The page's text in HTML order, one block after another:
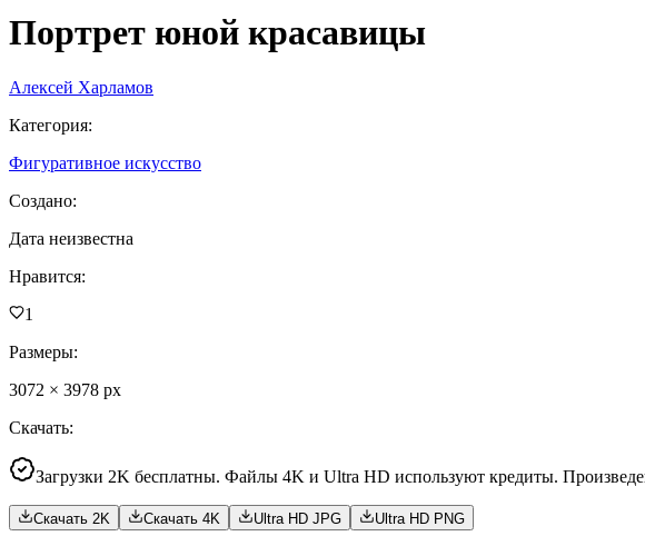
Портрет юной красавицы
Алексей Харламов
Категория:
Фигуративное искусство
Создано:
Дата неизвестна
Нравится:
1
Размеры:
3072 × 3978 px
Скачать:
Загрузки 2K бесплатны. Файлы 4K и Ultra HD используют кредиты.
Скачать 2K Скачать 4K Ultra HD JPG Ultra HD PNG